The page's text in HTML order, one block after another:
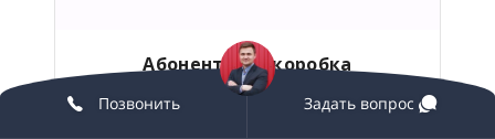
Абонентская коробка
Позвонить Задать вопрос